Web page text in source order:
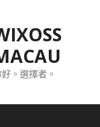
。選擇者。